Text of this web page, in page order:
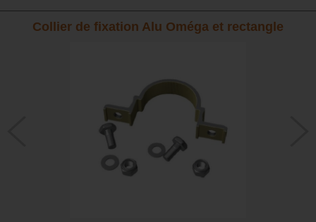
Collier de fixation Alu Oméga et rectangle